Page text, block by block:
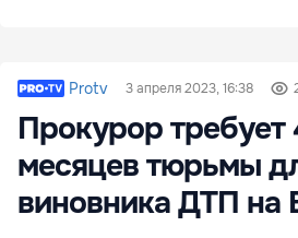
Protv 3 апреля 2023, 16:38
Прокурор требует
месяцев тюрьмы
виновника ДТП на